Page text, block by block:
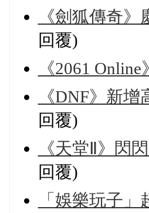
《劍狐傳奇
回覆)
《2061
《DNF》新
回覆)
《天堂Ⅱ》閃
回覆)
「娛樂玩子